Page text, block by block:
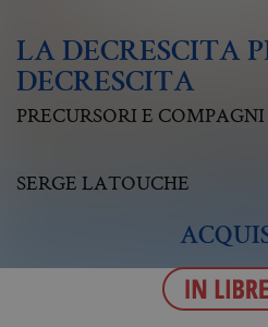
LA DECRESCITA
DECRESCITA
PRECURSORI E
SERGE LATOUCHE